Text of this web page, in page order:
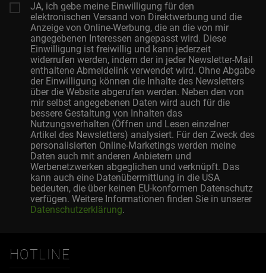
JA, ich gebe meine Einwilligung für den
elektronischen Versand von Direktwerbung und die
Anzeige von Online-Werbung, die an die von mir
angegebenen Interessen angepasst wird. Diese
Einwilligung ist freiwillig und kann jederzeit
widerrufen werden, indem der in jeder Newsletter-Mail
enthaltene Abmeldelink verwendet wird. Ohne Abgabe
der Einwilligung können die Inhalte des Newsletters
über die Website abgerufen werden. Neben den von
mir selbst angegebenen Daten wird auch für die
bessere Gestaltung von Inhalten das
Nutzungsverhalten (Öffnen und Lesen einzelner
Artikel des Newsletters) analysiert. Für den Zweck des
personalisierten Online-Marketings werden meine
Daten auch mit anderen Anbietern und
Werbenetzwerken abgeglichen und verknüpft. Das
kann auch eine Datenübermittlung in die USA
bedeuten, die über keinen EU-konformen Datenschutz
verfügen. Weitere Informationen finden Sie in unserer
Datenschutzerklärung.
HOTLINE